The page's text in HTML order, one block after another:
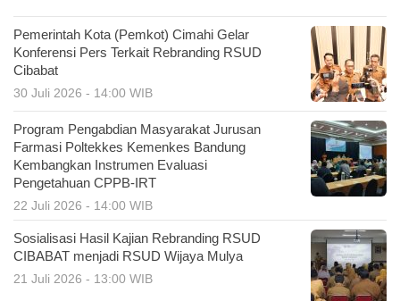
Pemerintah Kota (Pemkot) Cimahi Gelar
Konferensi Pers Terkait Rebranding RSUD
Cibabat
30 Juli 2026 - 14:00 WIB
Program Pengabdian Masyarakat Jurusan
Farmasi Poltekkes Kemenkes Bandung
Kembangkan Instrumen Evaluasi
Pengetahuan CPPB-IRT
22 Juli 2026 - 14:00 WIB
Sosialisasi Hasil Kajian Rebranding RSUD
CIBABAT menjadi RSUD Wijaya Mulya
21 Juli 2026 - 13:00 WIB